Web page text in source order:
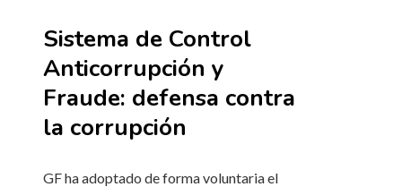
Sistema de Control
Anticorrupción y
Fraude: defensa contra
la corrupción
GF ha adoptado de forma voluntaria el